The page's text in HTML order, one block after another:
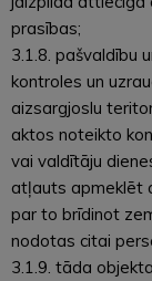
prasības;
3.1.8. pašvaldību
kontroles un
aizsargjoslu
aktos noteikto
vai valdītāju
atļauts apmeklēt
par to brīdinot
nodotas citai
3.1.9. tāda